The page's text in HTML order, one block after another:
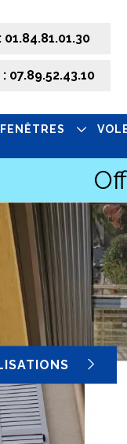
: 01.84.81.01.30
: 07.89.52.43.10
FENÊTRES